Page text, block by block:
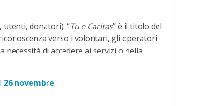
donatori). “Tu e Caritas” è il titolo del
verso i volontari, gli operatori
di accedere ai servizi o nella
26 novembre.